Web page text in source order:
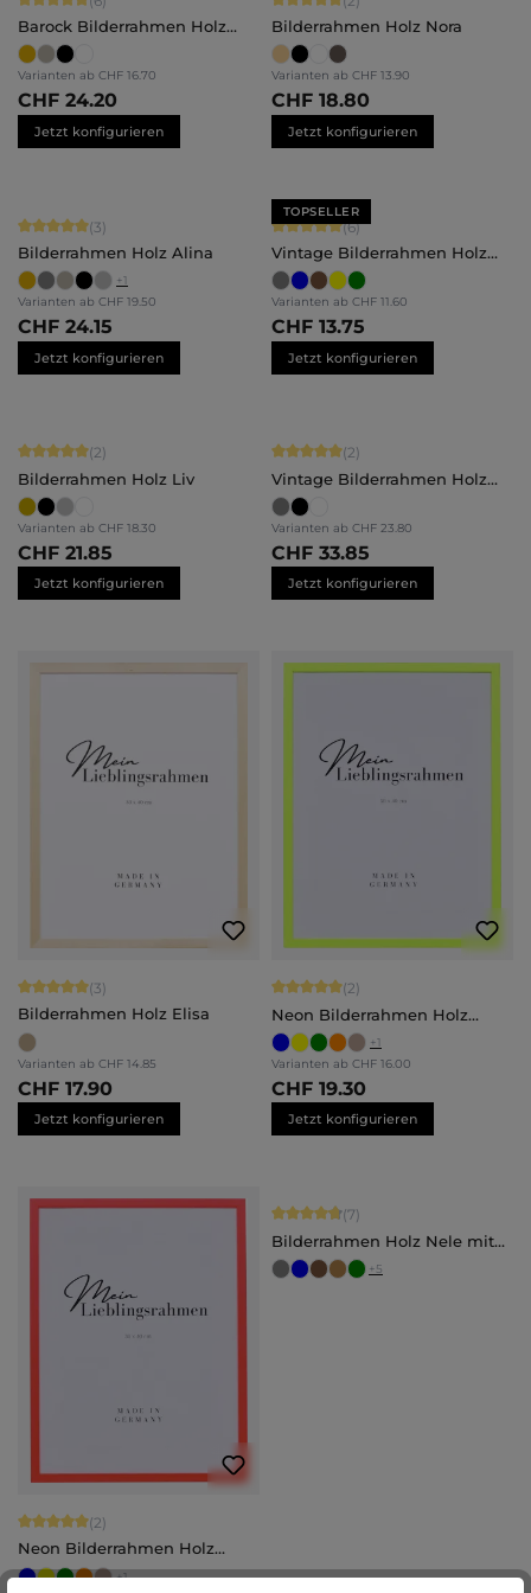
Barock Bilderrahmen Holz
Naomi
Varianten ab CHF 16.70
CHF 24.20
Jetzt konfigurieren
Bilderrahmen Holz Nora
Varianten ab CHF 13.90
CHF 18.80
Jetzt konfigurieren
Durchschnittliche Bewertung von 5 von 5 Sternen
(3)
Bilderrahmen Holz Alina
+1
Varianten ab CHF 19.50
CHF 24.15
Jetzt konfigurieren
TOPSELLER
Durchschnittliche Bewertung von 5
(6)
Vintage Bilderrahmen Holz
Alma
Varianten ab CHF 11.60
CHF 13.75
Jetzt konfigurieren
Durchschnittliche Bewertung von 5 von 5 Sternen
(2)
Bilderrahmen Holz Liv
Varianten ab CHF 18.30
CHF 21.85
Jetzt konfigurieren
Durchschnittliche Bewertung von 5
(2)
Vintage Bilderrahmen Holz
Insa
Varianten ab CHF 23.80
CHF 33.85
Jetzt konfigurieren
Durchschnittliche Bewertung von 5 von 5 Sternen
(3)
Bilderrahmen Holz Elisa
Varianten ab CHF 14.85
CHF 17.90
Jetzt konfigurieren
Durchschnittliche Bewertung von 5
(2)
Neon Bilderrahmen Holz
Bonnie
+1
Varianten ab CHF 16.00
CHF 19.30
Jetzt konfigurieren
Durchschnittliche Bewertung von 5 von 5 Sternen
(2)
Neon Bilderrahmen Holz
Bonnie
+1
Durchschnittliche Bewertung von
(7)
Bilderrahmen Holz Nele mit
Abstandsleiste
+5